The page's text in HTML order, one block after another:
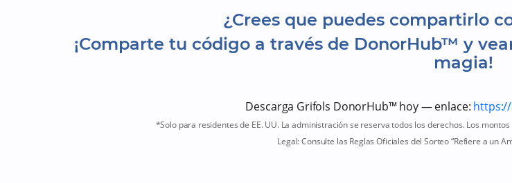
¿Crees que puedes compartirlo
¡Comparte tu código a través de DonorHub™ y
magia!
Descarga Grifols DonorHub™ hoy — enlace:
*Solo para residentes de EE. UU. La administración se reserva todos los derechos. Los
Legal: Consulte las Reglas Oficiales del Sorteo “Refiere a un